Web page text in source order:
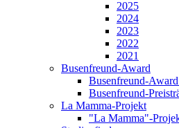
2025
2024
2023
2022
2021
Busenfreund-Award
Busenfreund-
Busenfreund-
La Mamma-Projekt
"La Mamma"-